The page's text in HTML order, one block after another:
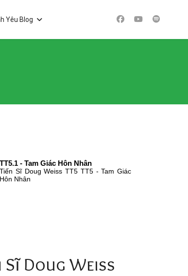
Yêu Blog
Sĩ Doug Weiss